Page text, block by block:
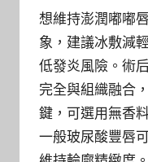
想維持澎潤嘟嘟
象，建議冰敷減
低發炎風險。術
完全與組織融合
鍵，可選用無香
一般玻尿酸豐唇